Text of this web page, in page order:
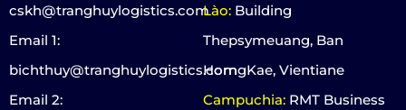
cskh@tranghuylogistics.com
Email 1:
bichthuy@tranghuylogistics.com
Email 2:
Lào: Building
Thepsymeuang, Ban
HorngKae, Vientiane
Campuchia: RMT Business